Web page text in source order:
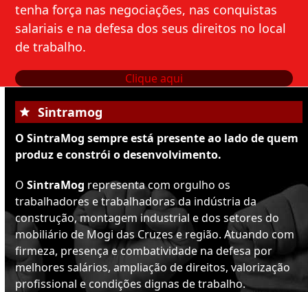
tenha força nas negociações, nas conquistas
salariais e na defesa dos seus direitos no local
de trabalho.
Clique aqui
Sintramog
O SintraMog sempre está presente ao lado de quem
produz e constrói o desenvolvimento.
OSintraMog representa com orgulho os
trabalhadores e trabalhadoras da indústria da
construção, montagem industrial e dos setores do
mobiliário de Mogi das Cruzes e região. Atuando com
firmeza, presença e combatividade na defesa por
melhores salários, ampliação de direitos, valorização
profissional e condições dignas de trabalho.